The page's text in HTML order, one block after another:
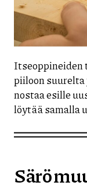
Itseoppineiden
piiloon
nostaa esille
löytää samalla
Särö